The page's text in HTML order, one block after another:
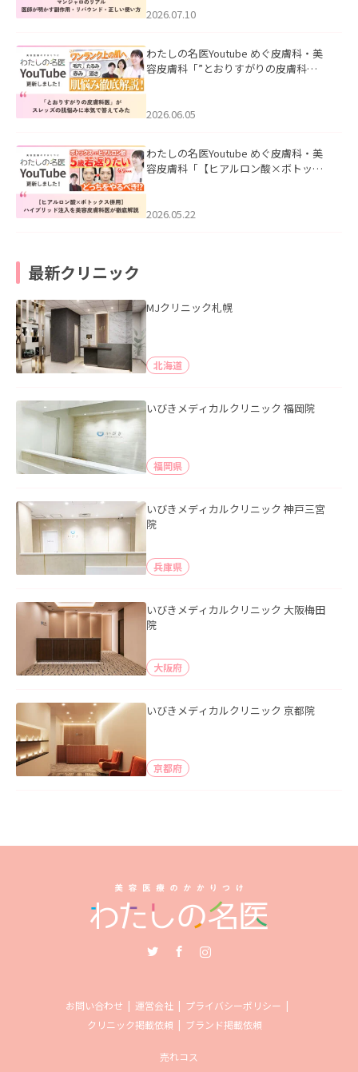
た。
2026.07.10
わたしの名医Youtube めぐ皮膚科・美
容皮膚科「”とおりすがりの皮膚科
2026.06.05
わたしの名医Youtube めぐ皮膚科・美
容皮膚科「【ヒアルロン酸×ボトック
た。
2026.05.22
最新クリニック
MJクリニック札幌
北海道
いびきメディカルクリニック 福岡院
福岡県
いびきメディカルクリニック 神戸三宮
院
兵庫県
いびきメディカルクリニック 大阪梅田
院
大阪府
いびきメディカルクリニック 京都院
京都府
お問い合わせ 運営会社
プライバシーポリシー
クリニック掲載依頼
ブランド掲載依頼
売れコス